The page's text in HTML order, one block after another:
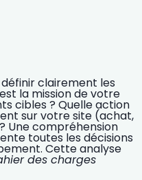
clairement les
la mission de votre
cibles ? Quelle action
sur votre site (achat,
Une compréhension
toutes les décisions
Cette analyse
des charges